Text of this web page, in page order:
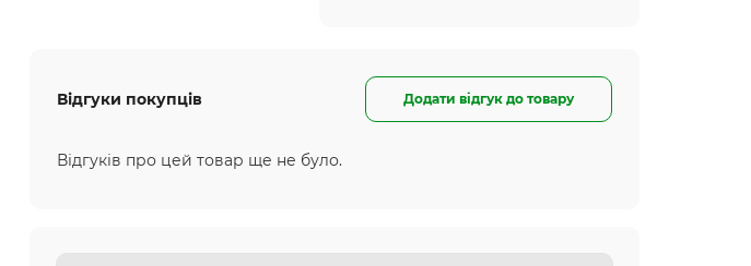
Відгуки покупців Додати відгук до товару
Відгуків про цей товар ще не було.